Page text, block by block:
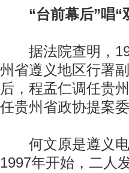
“台前幕后”唱“
据法院查明，
州省遵义地区行署
后，程孟仁调任贵
任贵州省政协提案
何文原是遵义电
1997年开始，二人